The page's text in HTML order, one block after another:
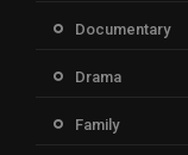
Documentary
Drama
Family